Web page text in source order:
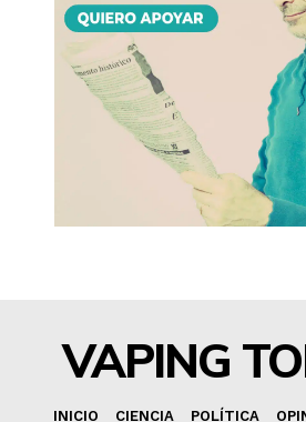
VAPING
INICIO CIENCIA POLÍTICA